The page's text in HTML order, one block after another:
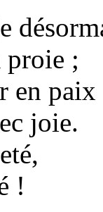
proie ;
en paix
joie.
!